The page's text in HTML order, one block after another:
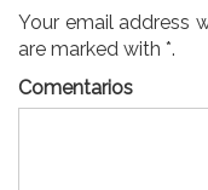
Your email address
are marked with *.
Comentarios